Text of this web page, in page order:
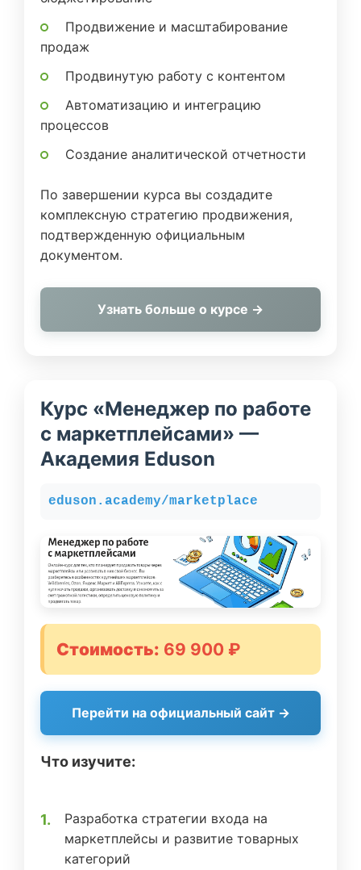
Продвижение и масштабирование
продаж
Продвинутую работу с контентом
Автоматизацию и интеграцию
процессов
Создание аналитической отчетности
По завершении курса вы создадите
комплексную стратегию продвижения,
подтвержденную официальным
документом.
Узнать больше о курсе →
Курс «Менеджер по работе
с маркетплейсами» —
Академия Eduson
eduson.academy/marketplace
Стоимость: 69 900 ₽
Перейти на официальный сайт →
Что изучите:
Разработка стратегии входа на
маркетплейсы и развитие товарных
категорий